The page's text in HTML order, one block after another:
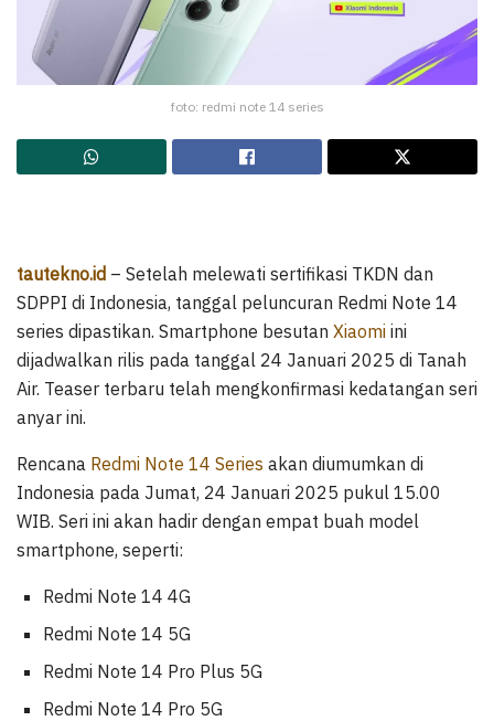
foto: redmi note 14 series
tautekno.id – Setelah melewati sertifikasi TKDN dan
SDPPI di Indonesia, tanggal peluncuran Redmi Note 14
series dipastikan. Smartphone besutan Xiaomi ini
dijadwalkan rilis pada tanggal 24 Januari 2025 di Tanah
Air. Teaser terbaru telah mengkonfirmasi kedatangan seri
anyar ini.
Rencana Redmi Note 14 Series akan diumumkan di
Indonesia pada Jumat, 24 Januari 2025 pukul 15.00
WIB. Seri ini akan hadir dengan empat buah model
smartphone, seperti:
Redmi Note 14 4G
Redmi Note 14 5G
Redmi Note 14 Pro Plus 5G
Redmi Note 14 Pro 5G